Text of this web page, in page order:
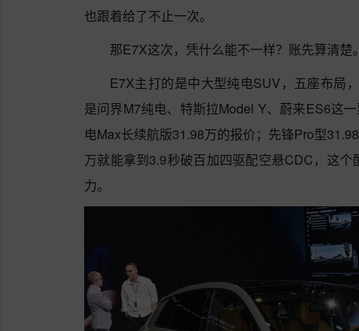
也跟着给了不止一次。
那E7X这次，凭什么能不一样？账先算清楚
E7X主打的是中大型纯电SUV，五座布局
是问界M7纯电、特斯拉Model Y、蔚来ES6这
电Max长续航版31.98万的报价；先锋Pro型
万就能拿到3.9秒破百加四驱配空悬CDC，这
力。